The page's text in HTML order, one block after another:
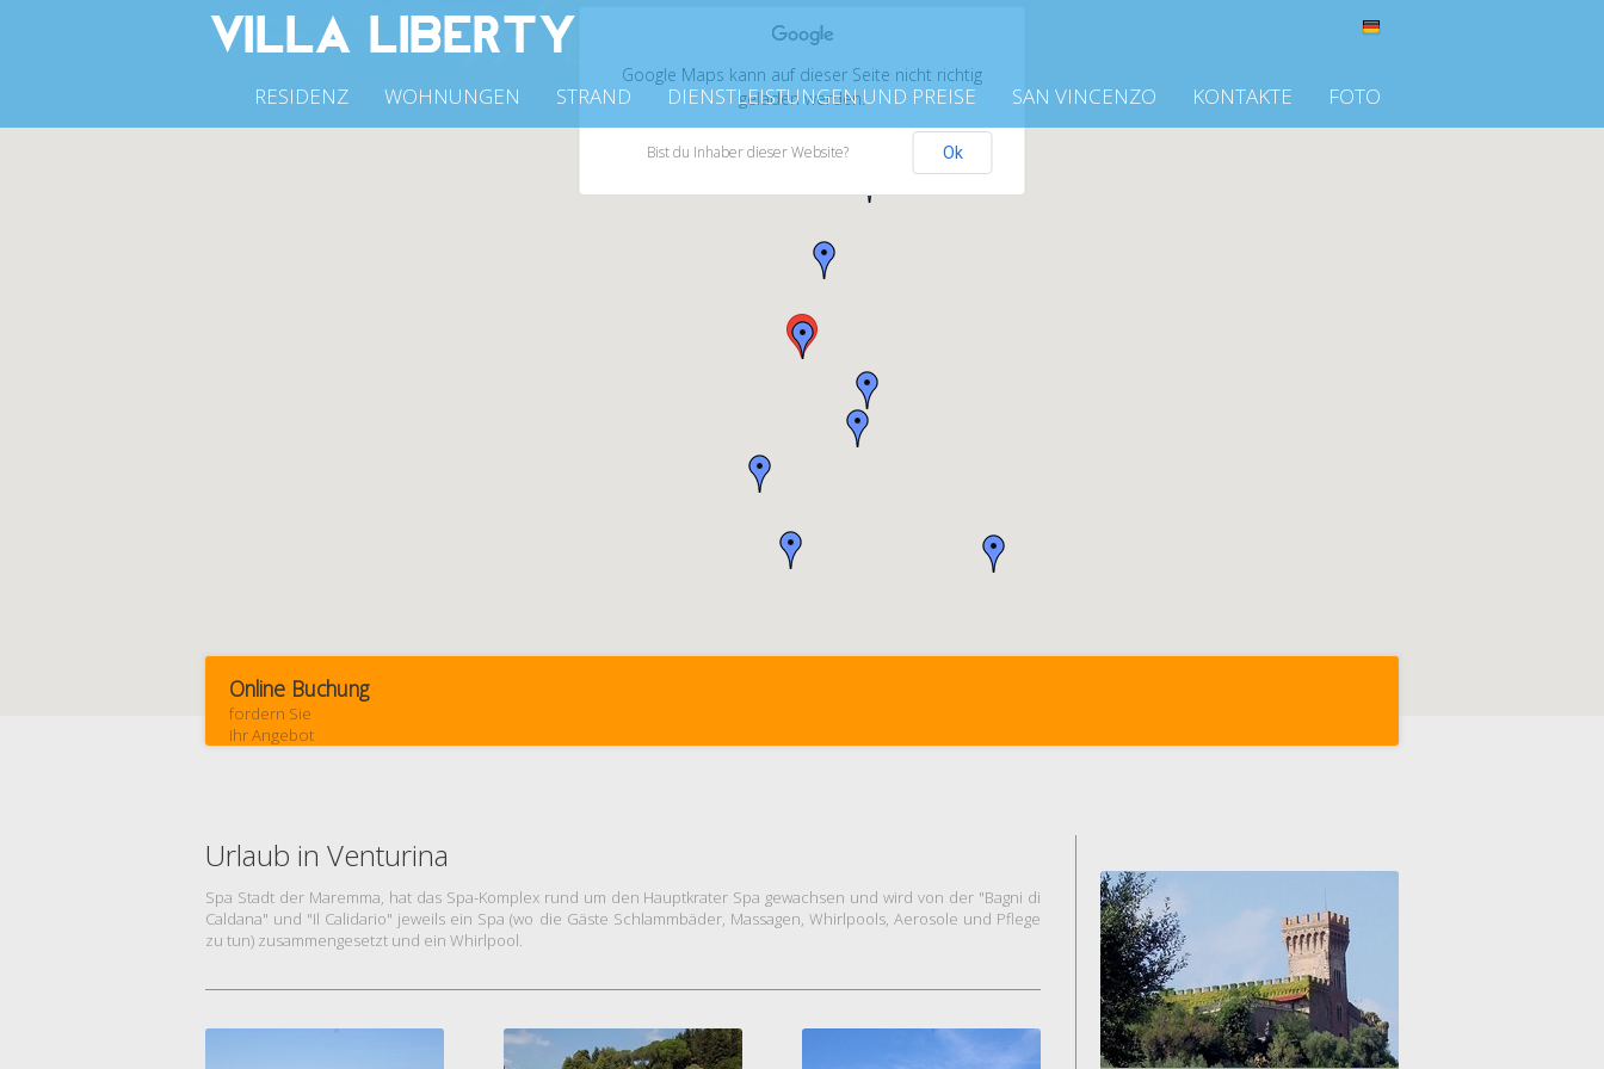
FOTO
KONTAKTE
SAN VINCENZO
DIENSTLEISTUNGEN UND PREISE
STRAND
WOHNUNGEN
RESIDENZ
Google Maps kann auf dieser Seite nicht richtig
geladen werden.
Bist du Inhaber dieser Website? Ok
Online Buchung
fordern Sie
Ihr Angebot
Urlaub in Venturina
Spa Stadt der Maremma, hat das Spa-Komplex rund um den Hauptkrater Spa gewachsen und wird von der "Bagni di
Caldana" und "Il Calidario" jeweils ein Spa (wo die Gäste Schlammbäder, Massagen, Whirlpools, Aerosole und Pflege
zu tun) zusammengesetzt und ein Whirlpool.